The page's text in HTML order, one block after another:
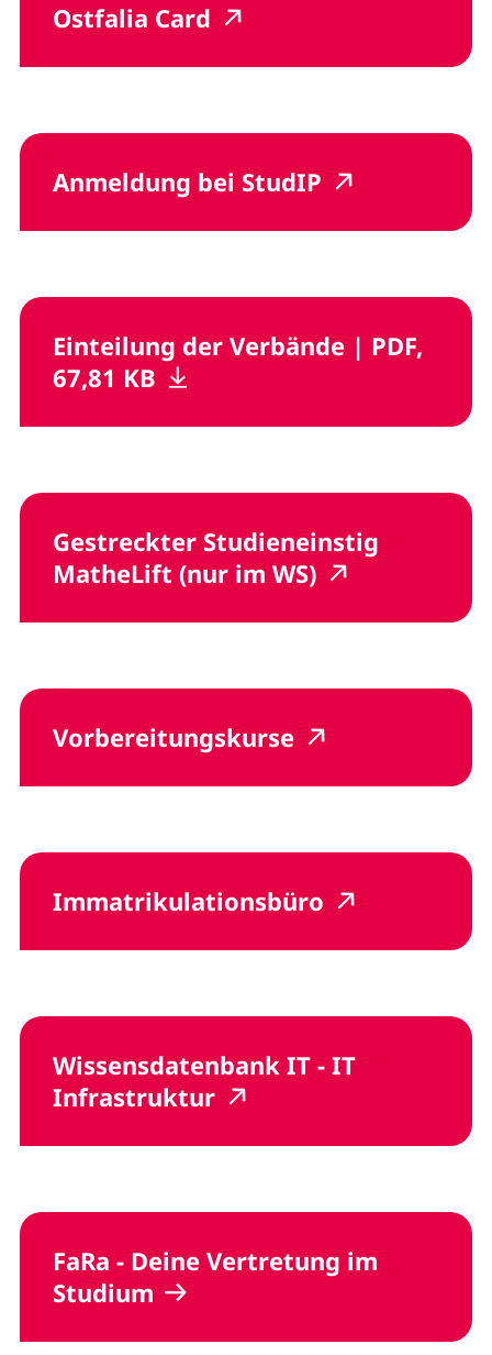
Ostfalia Card (externer Link, öffnet
Anmeldung bei StudIP (externer
Einteilung der Verbände, | PDF,
67,81 KB (öffnet neues Fenster),
Gestreckter Studieneinstig
MatheLift (nur im WS)(externer
Vorbereitungskurse(externer Link,
Immatrikulationsbüro (externer
Wissensdatenbank IT - IT
Infrastruktur(externer Link, öffnet
FaRa - Deine Vertretung im
Studium